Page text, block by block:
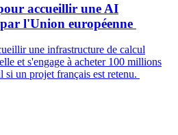
accueillir une AI
l'Union européenne
une infrastructure de calcul
et s'engage à acheter 100 millions
si un projet français est retenu.